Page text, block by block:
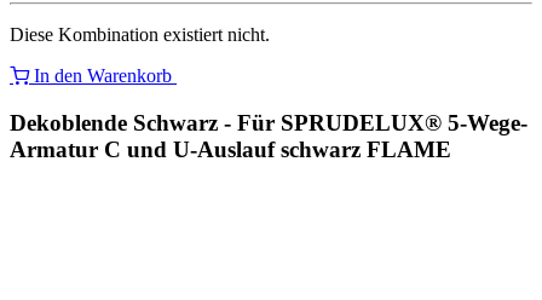
Diese Kombination existiert nicht.
In den Warenkorb
Dekoblende Schwarz - Für SPRUDELUX® 5-Wege-
Armatur C und U-Auslauf schwarz FLAME